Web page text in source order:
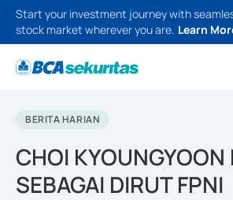
Start your investment journey with
stock market wherever you are. Learn
BERITA HARIAN
CHOI
SEBAGAI DIRUT FPNI